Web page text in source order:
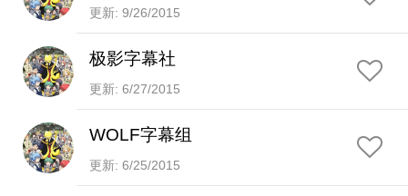
更新: 9/26/2015
极影字幕社
更新: 6/27/2015
WOLF字幕组
更新: 6/25/2015